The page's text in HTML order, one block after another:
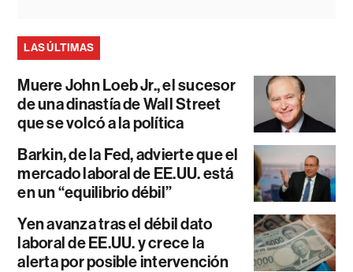
LAS ÚLTIMAS
Muere John Loeb Jr., el sucesor
de una dinastía de Wall Street
que se volcó a la política
Barkin, de la Fed, advierte que el
mercado laboral de EE.UU. está
en un “equilibrio débil”
Yen avanza tras el débil dato
laboral de EE.UU. y crece la
alerta por posible intervención